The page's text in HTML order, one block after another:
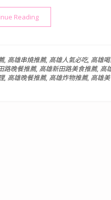
Reading“【高雄新興區美食】燒
, 高雄串燒推薦, 高雄人氣必吃, 高雄
路晚餐推薦, 高雄新田路美食推薦, 高
, 高雄晚餐推薦, 高雄炸物推薦, 高雄